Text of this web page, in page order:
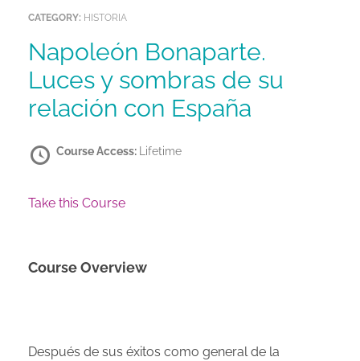
CATEGORY: HISTORIA
Napoleón Bonaparte.
Luces y sombras de su
relación con España
Course Access: Lifetime
Take this Course
Course Overview
Después de sus éxitos como general de la